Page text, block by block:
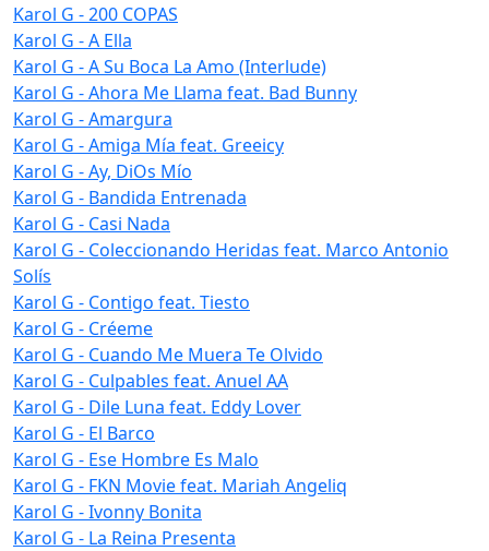
Karol G - 200 COPAS
Karol G - A Ella
Karol G - A Su Boca La Amo (Interlude)
Karol G - Ahora Me Llama feat. Bad Bunny
Karol G - Amargura
Karol G - Amiga Mía feat. Greeicy
Karol G - Ay, DiOs Mío
Karol G - Bandida Entrenada
Karol G - Casi Nada
Karol G - Coleccionando Heridas feat. Marco Antonio
Solís
Karol G - Contigo feat. Tiesto
Karol G - Créeme
Karol G - Cuando Me Muera Te Olvido
Karol G - Culpables feat. Anuel AA
Karol G - Dile Luna feat. Eddy Lover
Karol G - El Barco
Karol G - Ese Hombre Es Malo
Karol G - FKN Movie feat. Mariah Angeliq
Karol G - Ivonny Bonita
Karol G - La Reina Presenta